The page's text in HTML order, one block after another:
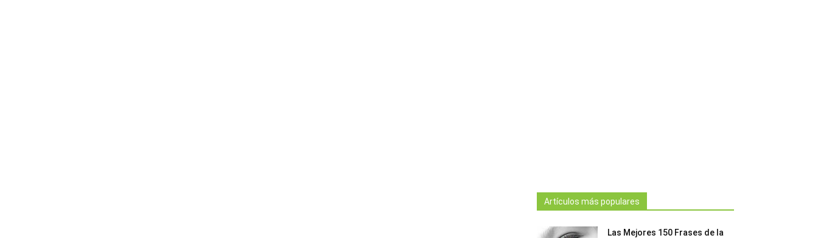
Artículos más populares
Las Mejores 150 Frases de la